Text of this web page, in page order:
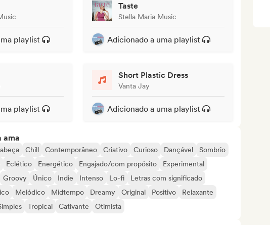
playlist
Taste
Stella Maria Music
Adicionado a uma playlist
playlist
Short Plastic Dress
Vanta Jay
Adicionado a uma playlist
ama
Chill Contemporâneo Criativo Curioso Dançável
Sombrio
Eclético Energético Engajado/com propósito
Experimental
Groovy Único Indie Intenso Lo-fi
Letras com significado
Melódico Midtempo Dreamy Original Positivo
Relaxante
Tropical Cativante Otimista